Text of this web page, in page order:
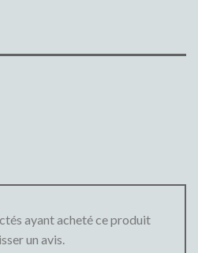
ayant acheté ce produit
un avis.